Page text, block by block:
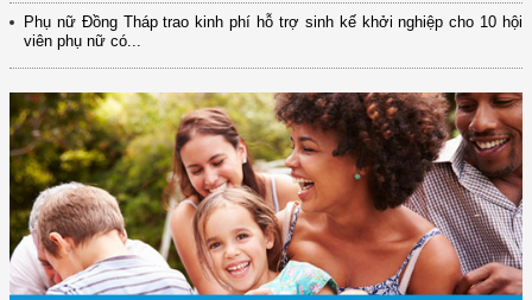
Phụ nữ Đồng Tháp trao kinh phí hỗ trợ sinh kế khởi nghiệp cho 10 hội
viên phụ nữ có...